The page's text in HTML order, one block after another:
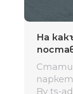
На
паркет
Byts-